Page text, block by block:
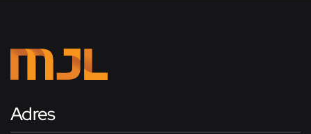
Adres